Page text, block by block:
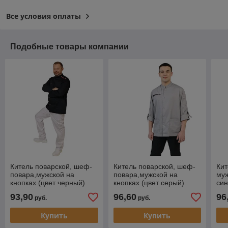
Все условия оплаты
Подобные товары компании
Китель поварской, шеф-
повара,мужской на
кнопках (цвет черный)
93,90 руб.
Купить
Китель поварской, шеф-
повара,мужской на
кнопках (цвет серый)
96,60руб.
Купить